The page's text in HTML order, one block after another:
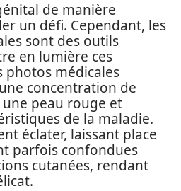
de manière
un défi. Cependant, les
sont des outils
en lumière ces
photos médicales
concentration de
peau rouge et
de la maladie.
éclater, laissant place
parfois confondues
cutanées, rendant